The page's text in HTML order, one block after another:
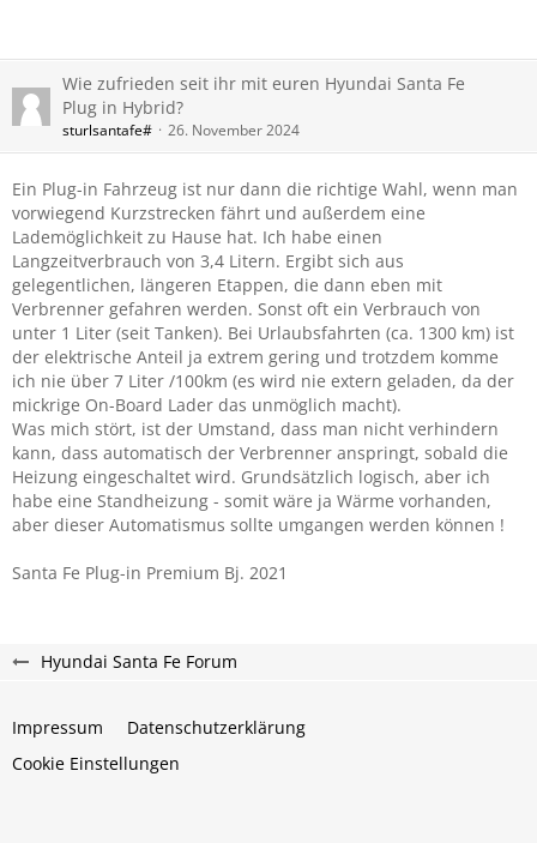
Wie zufrieden seit ihr mit euren Hyundai Santa Fe
Plug in Hybrid?
sturlsantafe# 26. November 2024
Ein Plug-in Fahrzeug ist nur dann die richtige Wahl, wenn man
vorwiegend Kurzstrecken fährt und außerdem eine
Lademöglichkeit zu Hause hat. Ich habe einen
Langzeitverbrauch von 3,4 Litern. Ergibt sich aus
gelegentlichen, längeren Etappen, die dann eben mit
Verbrenner gefahren werden. Sonst oft ein Verbrauch von
unter 1 Liter (seit Tanken). Bei Urlaubsfahrten (ca. 1300 km) ist
der elektrische Anteil ja extrem gering und trotzdem komme
ich nie über 7 Liter /100km (es wird nie extern geladen, da der
mickrige On-Board Lader das unmöglich macht).
Was mich stört, ist der Umstand, dass man nicht verhindern
kann, dass automatisch der Verbrenner anspringt, sobald die
Heizung eingeschaltet wird. Grundsätzlich logisch, aber ich
habe eine Standheizung - somit wäre ja Wärme vorhanden,
aber dieser Automatismus sollte umgangen werden können !
Santa Fe Plug-in Premium Bj. 2021
Hyundai Santa Fe Forum
Impressum
Datenschutzerklärung
Cookie Einstellungen